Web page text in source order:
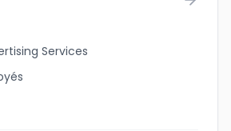
Services